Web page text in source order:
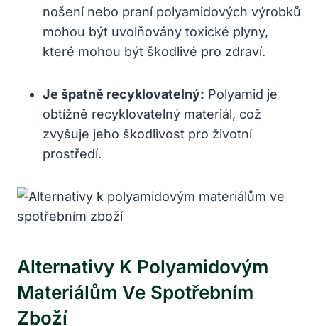
nošení nebo praní polyamidových výrobků
mohou být uvolňovány toxické plyny,
které mohou být škodlivé pro zdraví.
Je špatně recyklovatelný: Polyamid je
obtížně recyklovatelný materiál, což
zvyšuje jeho škodlivost pro životní
prostředí.
Alternativy K Polyamidovým
Materiálům Ve Spotřebním
Zboží